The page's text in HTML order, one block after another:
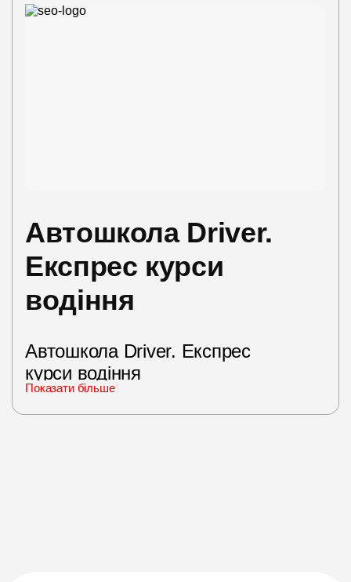
Автошкола Driver.
Експрес курси
водіння
Автошкола Driver. Експрес
курси водіння
Показати більше